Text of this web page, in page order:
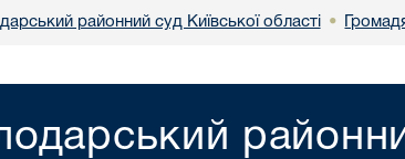
районний суд Київської області •